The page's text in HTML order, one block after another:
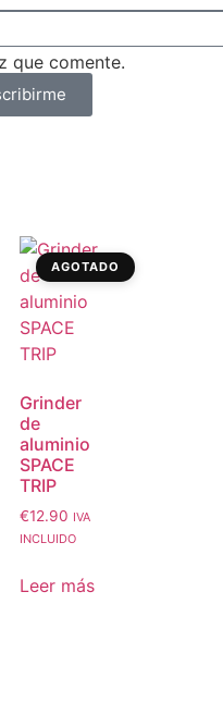
que comente.
AGOTADO
Grinder
de
aluminio
SPACE
TRIP
€12.90 IVA
INCLUIDO
Leer más